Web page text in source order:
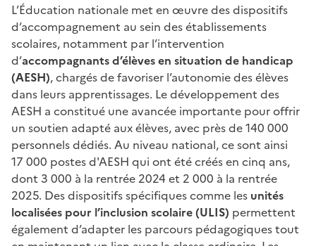
L’Éducation nationale met en œuvre des dispositifs
d’accompagnement au sein des établissements
scolaires, notamment par l’intervention
d’accompagnants d’élèves en situation de handicap
(AESH), chargés de favoriser l’autonomie des élèves
dans leurs apprentissages. Le développement des
AESH a constitué une avancée importante pour offrir
un soutien adapté aux élèves, avec près de 140 000
personnels dédiés. Au niveau national, ce sont ainsi
17 000 postes d'AESH qui ont été créés en cinq ans,
dont 3 000 à la rentrée 2024 et 2 000 à la rentrée
2025. Des dispositifs spécifiques comme les unités
localisées pour l’inclusion scolaire (ULIS) permettent
également d’adapter les parcours pédagogiques tout